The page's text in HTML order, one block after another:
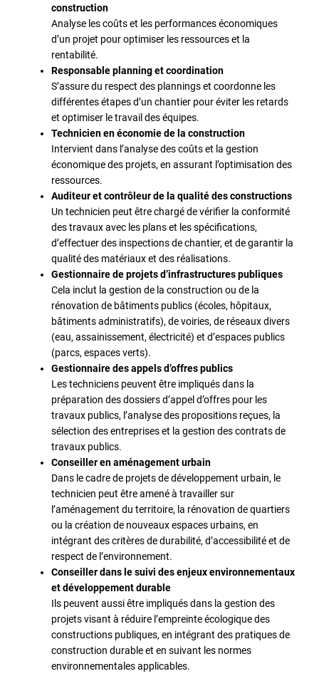
construction
Analyse les coûts et les performances économiques
d’un projet pour optimiser les ressources et la
rentabilité.
Responsable planning et coordination
S’assure du respect des plannings et coordonne les
différentes étapes d’un chantier pour éviter les retards
et optimiser le travail des équipes.
Technicien en économie de la construction
Intervient dans l’analyse des coûts et la gestion
économique des projets, en assurant l’optimisation des
ressources.
Auditeur et contrôleur de la qualité des constructions
Un technicien peut être chargé de vérifier la conformité
des travaux avec les plans et les spécifications,
d’effectuer des inspections de chantier, et de garantir la
qualité des matériaux et des réalisations.
Gestionnaire de projets d’infrastructures publiques
Cela inclut la gestion de la construction ou de la
rénovation de bâtiments publics (écoles, hôpitaux,
bâtiments administratifs), de voiries, de réseaux divers
(eau, assainissement, électricité) et d’espaces publics
(parcs, espaces verts).
Gestionnaire des appels d’offres publics
Les techniciens peuvent être impliqués dans la
préparation des dossiers d’appel d’offres pour les
travaux publics, l’analyse des propositions reçues, la
sélection des entreprises et la gestion des contrats de
travaux publics.
Conseiller en aménagement urbain
Dans le cadre de projets de développement urbain, le
technicien peut être amené à travailler sur
l’aménagement du territoire, la rénovation de quartiers
ou la création de nouveaux espaces urbains, en
intégrant des critères de durabilité, d’accessibilité et de
respect de l’environnement.
Conseiller dans le suivi des enjeux environnementaux
et développement durable
Ils peuvent aussi être impliqués dans la gestion des
projets visant à réduire l’empreinte écologique des
constructions publiques, en intégrant des pratiques de
construction durable et en suivant les normes
environnementales applicables.